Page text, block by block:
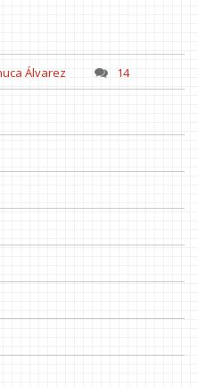
Álvarez 14